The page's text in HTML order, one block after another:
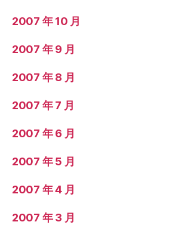
2007 年 10 月
2007 年 9 月
2007 年 8 月
2007 年 7 月
2007 年 6 月
2007 年 5 月
2007 年 4 月
2007 年 3 月